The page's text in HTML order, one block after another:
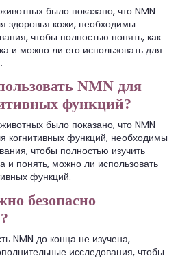
было показано, что NMN
здоровья кожи, необходимы
чтобы полностью понять, как
и можно ли его использовать для
NMN для
функций?
было показано, что NMN
когнитивных функций, необходимы
чтобы полностью изучить
и понять, можно ли использовать
функций.
безопасно
NMN до конца не изучена,
исследования, чтобы